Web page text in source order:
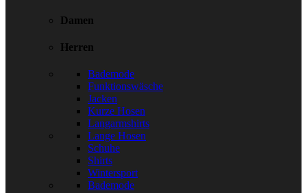
Damen
Herren
Bademode
Funktionswäsche
Jacken
Kurze Hosen
Langarmshirts
Lange Hosen
Schuhe
Shirts
Wintersport
Bademode